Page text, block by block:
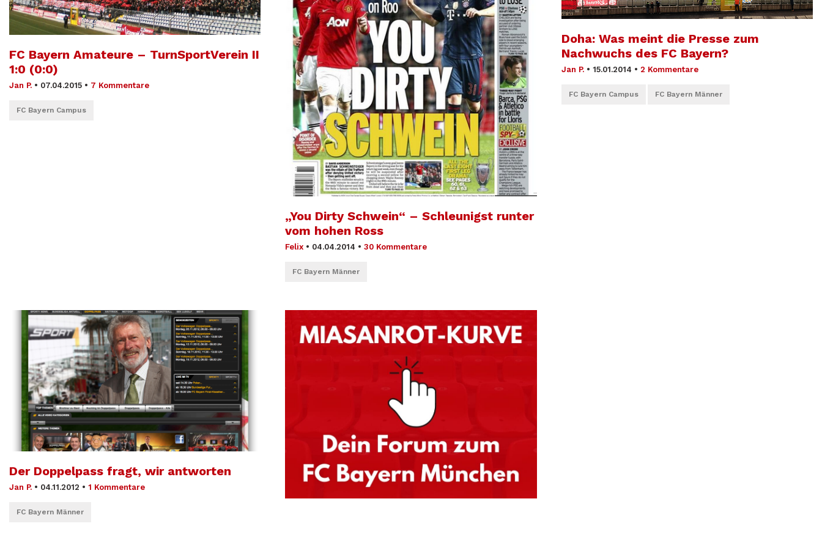
FC Bayern Amateure – TurnSportVerein II
1:0 (0:0)
Jan P. • 07.04.2015 • 7 Kommentare
FC Bayern Campus
„You Dirty Schwein“ – Schleunigst runter
vom hohen Ross
Felix • 04.04.2014 • 30 Kommentare
FC Bayern Männer
Doha: Was meint die Presse zum
Nachwuchs des FC Bayern?
Jan P. • 15.01.2014 • 2 Kommentare
FC Bayern Campus FC Bayern Männer
Der Doppelpass fragt, wir antworten
Jan P. • 04.11.2012 • 1 Kommentare
FC Bayern Männer